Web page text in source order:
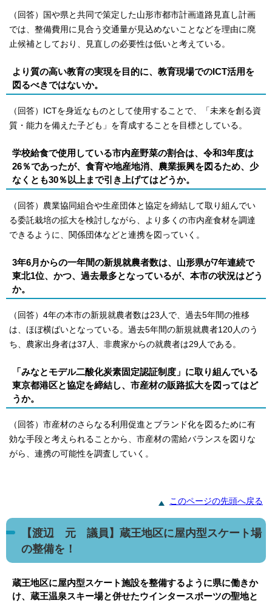
（回答）国や県と共同で策定した山形市都市計画道路見直し計画
では、整備費用に見合う交通量が見込めないことなどを理由に廃
止候補としており、見直しの必要性は低いと考えている。
より質の高い教育の実現を目的に、教育現場でのICT活用を
図るべきではないか。
（回答）ICTを身近なものとして使用することで、「未来を創る資
質・能力を備えた子ども」を育成することを目標としている。
学校給食で使用している市内産野菜の割合は、令和3年度は
26％であったが、食育や地産地消、農業振興を図るため、少
なくとも30％以上まで引き上げてはどうか。
（回答）農業協同組合や生産団体と協定を締結して取り組んでい
る委託栽培の拡大を検討しながら、より多くの市内産食材を調達
できるように、関係団体などと連携を図っていく。
3年6月からの一年間の新規就農者数は、山形県が7年連続で
東北1位、かつ、過去最多となっているが、本市の状況はどう
か。
（回答）4年の本市の新規就農者数は23人で、過去5年間の推移
は、ほぼ横ばいとなっている。過去5年間の新規就農者120人のう
ち、農家出身者は37人、非農家からの就農者は29人である。
「みなとモデル二酸化炭素固定認証制度」に取り組んでいる
東京都港区と協定を締結し、市産材の販路拡大を図ってはど
うか。
（回答）市産材のさらなる利用促進とブランド化を図るために有
効な手段と考えられることから、市産材の需給バランスを図りな
がら、連携の可能性を調査していく。
このページの先頭へ戻る
【渡辺 元 議員】蔵王地区に屋内型スケート場
の整備を！
蔵王地区に屋内型スケート施設を整備するように県に働きか
け、蔵王温泉スキー場と併せたウインタースポーツの聖地と